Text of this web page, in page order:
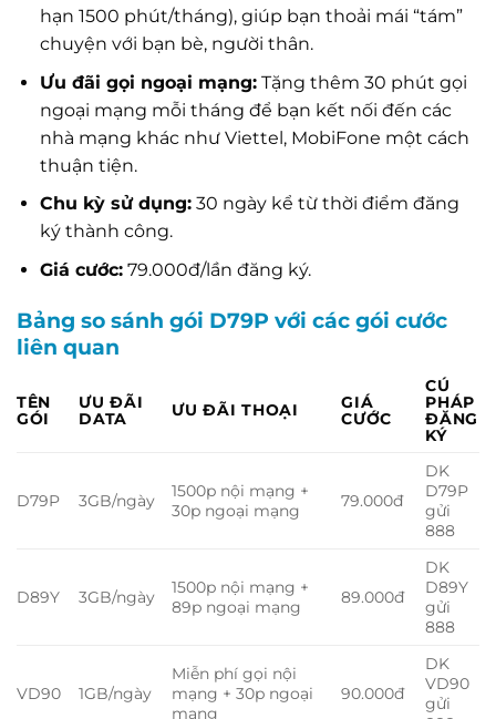
hạn 1500 phút/tháng), giúp bạn thoải mái “tám”
chuyện với bạn bè, người thân.
Ưu đãi gọi ngoại mạng:Tặng thêm 30 phút gọi
ngoại mạng mỗi tháng để bạn kết nối đến các
nhà mạng khác như Viettel, MobiFone một cách
thuận tiện.
Chu kỳ sử dụng:30 ngày kể từ thời điểm đăng
ký thành công.
Giá cước:79.000đ/lần đăng ký.
Bảng so sánh gói D79P với các gói cước
liên quan
TÊN
GÓI
ƯU ĐÃI
DATA
ƯU ĐÃI THOẠI
GIÁ
CƯỚC
CÚ
PHÁP
ĐĂNG
KÝ
D79P 3GB/ngày
1500p nội mạng +
30p ngoại mạng
79.000đ
DK
D79P
gửi
888
D89Y 3GB/ngày
1500p nội mạng +
89p ngoại mạng
89.000đ
DK
D89Y
gửi
888
VD90 1GB/ngày
Miễn phí gọi nội
mạng + 30p ngoại
mạng
90.000đ
DK
VD90
gửi